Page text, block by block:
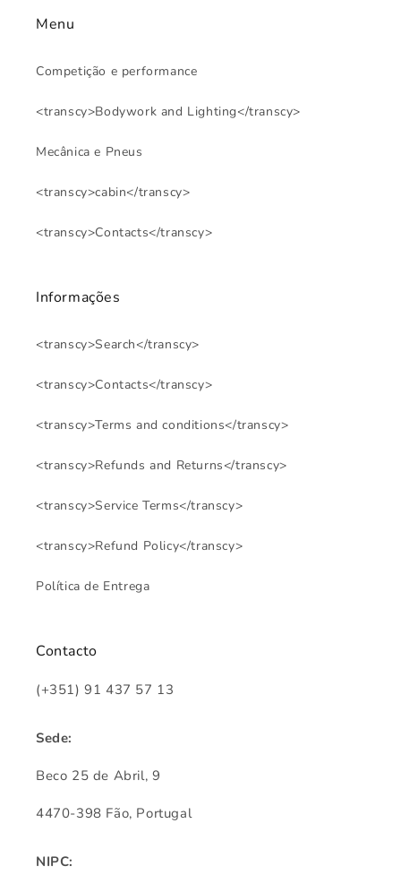
Menu
Competição e performance
<transcy>Bodywork and Lighting</transcy>
Mecânica e Pneus
<transcy>cabin</transcy>
<transcy>Contacts</transcy>
Informações
<transcy>Search</transcy>
<transcy>Contacts</transcy>
<transcy>Terms and conditions</transcy>
<transcy>Refunds and Returns</transcy>
<transcy>Service Terms</transcy>
<transcy>Refund Policy</transcy>
Política de Entrega
Contacto
(+351) 91 437 57 13
Sede:
Beco 25 de Abril, 9
4470-398 Fão, Portugal
NIPC: